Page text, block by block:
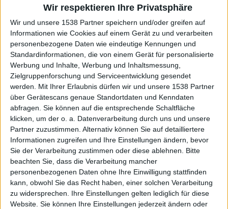
Wir respektieren Ihre Privatsphäre
Wir und unsere 1538 Partner speichern und/oder greifen auf
Informationen wie Cookies auf einem Gerät zu und verarbeiten
personenbezogene Daten wie eindeutige Kennungen und
Standardinformationen, die von einem Gerät für personalisierte
Werbung und Inhalte, Werbung und Inhaltsmessung,
Zielgruppenforschung und Serviceentwicklung gesendet
werden. Mit Ihrer Erlaubnis dürfen wir und unsere 1538 Partner
über Gerätescans genaue Standortdaten und Kenndaten
abfragen. Sie können auf die entsprechende Schaltfläche
klicken, um der o. a. Datenverarbeitung durch uns und unsere
Partner zuzustimmen. Alternativ können Sie auf detailliertere
Informationen zugreifen und Ihre Einstellungen ändern, bevor
Sie der Verarbeitung zustimmen oder diese ablehnen. Bitte
beachten Sie, dass die Verarbeitung mancher
personenbezogenen Daten ohne Ihre Einwilligung stattfinden
kann, obwohl Sie das Recht haben, einer solchen Verarbeitung
zu widersprechen. Ihre Einstellungen gelten lediglich für diese
Website. Sie können Ihre Einstellungen jederzeit ändern oder
8/10
My Dying Bride
Like Gods Of The Sun
Gothic Metal / Mittelalter
Review
4/10
Marduk
Glorification
Black Metal
Review
5/10
Alastis
The Other Side
Gothic Metal / Mittelalter
Review